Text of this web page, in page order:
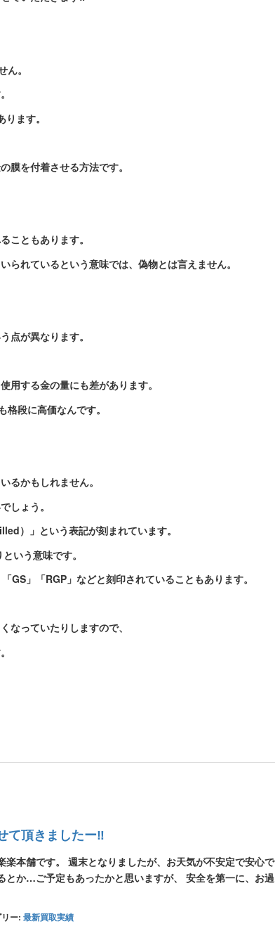
。
ます。
膜を付着させる方法です。
こともあります。
られているという意味では、偽物とは言えません。
点が異なります。
用する金の量にも差があります。
段に高価なんです。
るかもしれません。
しょう。
）」という表記が刻まれています。
いう意味です。
GS」「RGP」などと刻印されていることもあります。
なっていたりしますので、
て頂きましたー‼
本舗です。 週末となりましたが、お天気が不安定で安心で
か…ご予定もあったかと思いますが、 安全を第一に、お過
ー: 最新買取実績